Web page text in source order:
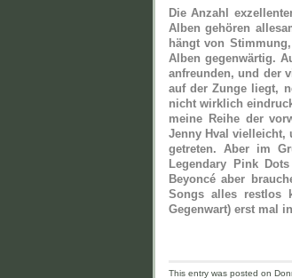
Die Anzahl
Alben gehören
hängt von
Alben gegenwärtig.
anfreunden, und der
auf der Zunge liegt,
nicht wirklich
meine Reihe der
Jenny Hval vielleicht,
getreten. Aber im
Legendary Pink
Beyoncé aber
Songs alles restlos
Gegenwart) erst mal
This entry was posted on